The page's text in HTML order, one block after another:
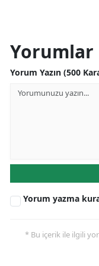
Yorumlar
Yorum Yazın (500
Yorum yazma
* Bu içerik ile ilgili